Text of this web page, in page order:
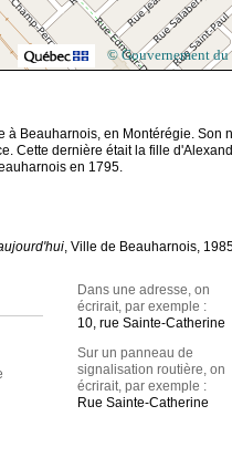
© Gouvernement du
à Beauharnois, en Montérégie. Son
Cette dernière était la fille
en 1795.
, Ville de Beauharnois,
Dans une adresse, on
écrirait, par exemple :
10, rue Sainte-Catherine
Sur un panneau de
signalisation routière, on
écrirait, par exemple :
Rue Sainte-Catherine